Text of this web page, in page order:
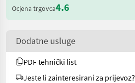
Ocjena trgovca4.6
Dodatne usluge
PDF tehnički list
Jeste li zainteresirani za prijevoz?